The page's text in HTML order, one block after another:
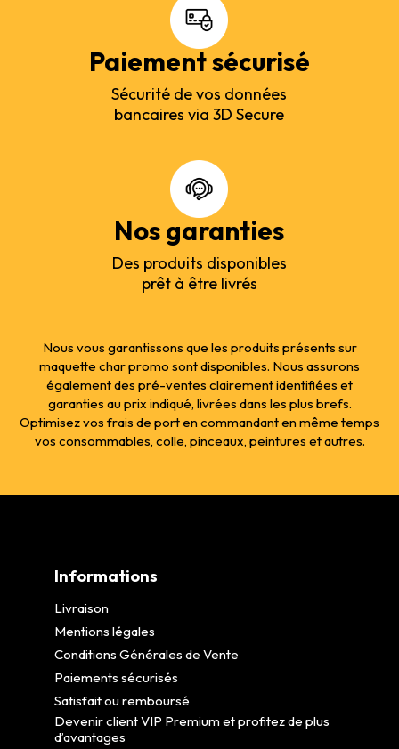
Paiement sécurisé
Sécurité de vos données
bancaires via 3D Secure
Nos garanties
Des produits disponibles
prêt à être livrés
Nous vous garantissons que les produits présents sur
maquette char promo sont disponibles. Nous assurons
également des pré-ventes clairement identifiées et
garanties au prix indiqué, livrées dans les plus brefs.
Optimisez vos frais de port en commandant en même temps
vos consommables, colle, pinceaux, peintures et autres.
Informations
Livraison
Mentions légales
Conditions Générales de Vente
Paiements sécurisés
Satisfait ou remboursé
Devenir client VIP Premium et profitez de plus
d’avantages